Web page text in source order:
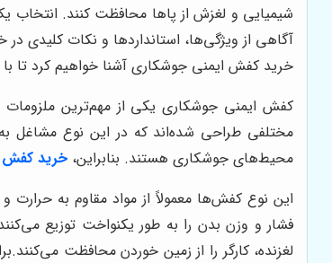
شیمیایی و لغزش از پاها محافظت کنند. انتخاب
آگاهی از ویژگی‌ها، استانداردها و نکات کلیدی
خرید کفش ایمنی جوشکاری آشنا خواهیم کرد تا
کفش ایمنی جوشکاری یکی از مهم‌ترین
مختلفی طراحی شده‌اند که در این نوع مشاغل
محیط‌های جوشکاری هستند. بنابراین، خرید کفش
این نوع کفش‌ها معمولاً از مواد مقاوم به
فشار و وزن بدن را به طور یکنواخت توزیع
لغزنده، کارگر را از زمین خوردن محافظت می‌کنند.